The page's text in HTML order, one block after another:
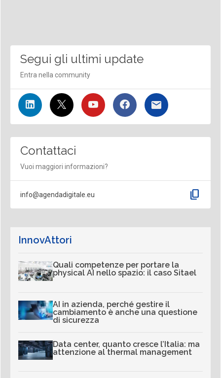
Segui gli ultimi update
Entra nella community
Contattaci
Vuoi maggiori informazioni?
info@agendadigitale.eu content_copy
InnovAttori
Quali competenze per portare la
physical AI nello spazio: il caso Sitael
AI in azienda, perché gestire il
cambiamento è anche una questione
di sicurezza
Data center, quanto cresce l’Italia: ma
attenzione al thermal management